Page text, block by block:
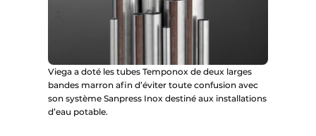
Viega a doté les tubes Temponox de deux larges
bandes marron afin d’éviter toute confusion avec
son système Sanpress Inox destiné aux installations
d’eau potable.